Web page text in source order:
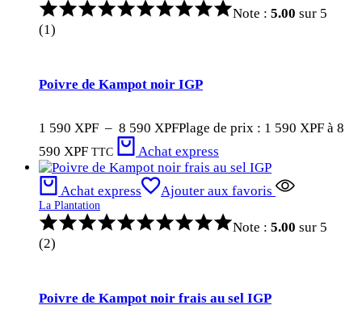
Note : 5.00 sur 5
(1)
Poivre de Kampot noir IGP
1 590 XPF – 8 590 XPFPlage de prix : 1 590 XPF à 8
590 XPF TTC Achat express
Achat express Ajouter aux favoris
La Plantation
Note : 5.00 sur 5
(2)
Poivre de Kampot noir frais au sel IGP